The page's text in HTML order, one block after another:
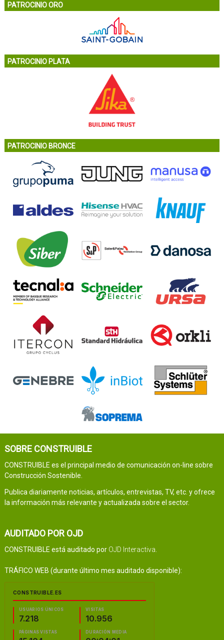
PATROCINIO ORO
PATROCINIO PLATA
PATROCINIO BRONCE
SOBRE CONSTRUIBLE
CONSTRUIBLE es el principal medio de comunicación on-line sobre
Construcción Sostenible.
Publica diariamente noticias, artículos, entrevistas, TV, etc. y ofrece
la información más relevante y actualizada sobre el sector.
AUDITADO POR OJD
CONSTRUIBLE está auditado por OJD Interactiva
TRÁFICO WEB (durante último mes auditado disponible):